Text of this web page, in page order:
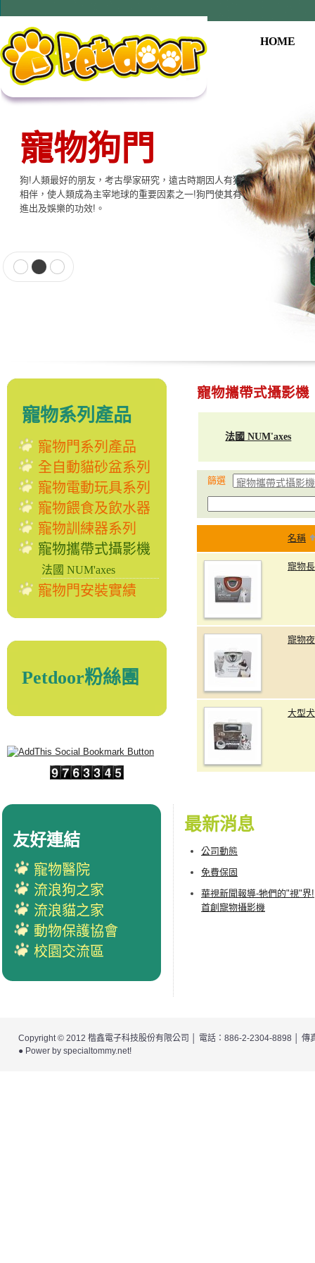
HOME
寵物狗門
狗!人類最好的朋友，考古學家研究，遠古時期因人有狗
相伴，使人類成為主宰地球的重要因素之一!狗門使其有
進出及娛樂的功效!。
寵物系列產品
寵物門系列產品
全自動貓砂盆系列
寵物電動玩具系列
寵物餵食及飲水器
寵物訓練器系列
寵物攜帶式攝影機
法國 NUM'axes
寵物門安裝實績
Petdoor粉絲團
寵物攜帶式攝影機
法國 NUM'axes
篩選
名稱
寵物
寵物
大型
最新消息
公司動態
免費保固
華視新聞報導-牠們的"視"界!
首創寵物攝影機
友好連結
寵物醫院
流浪狗之家
流浪貓之家
動物保護協會
校園交流區
Copyright © 2012 楷鑫電子科技股份有限公司
│ 電話：886-2-2304-8898 │
● Power by specialtommy.net!